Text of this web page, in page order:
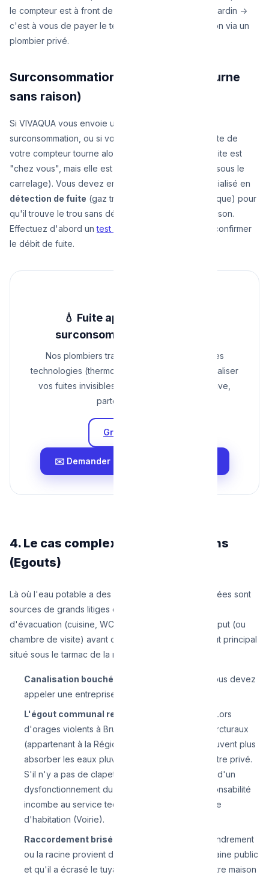
le compteur est à front de rue et la fuite est dans le jardin ->
c'est à vous de payer le terrassement et la réparation via un
plombier privé.
Surconsommation (Le compteur tourne
sans raison)
Si VIVAQUA vous envoie une lettre signalant une
surconsommation, ou si vous observez que la roulette de
votre compteur tourne alors que tout est fermé, la fuite est
"chez vous", mais elle est cachée (dans une gaine, sous le
carrelage). Vous devez engager un technicien spécialisé en
détection de fuite (gaz traceur, caméra endoscopique) pour
qu'il trouve le trou sans démolir inutilement votre maison.
Effectuez d'abord untest de compteur d'eau
pour confirmer
le débit de fuite.
💧 Fuite après compteur ou
surconsommation anormale ?
Nos plombiers traceurs utilisent les dernières
technologies (thermovision, ultrasons) pour localiser
vos fuites invisibles de manière non-destructive,
partout à Bruxelles.
Grille Tarifaire
✉️ Demander une Recherche de Fuite
4. Le cas complexe des évacuations
(Egouts)
Là où l'eau potable a des règles claires, les eaux usées sont
sources de grands litiges émotionnels ! Vos tuyaux
d'évacuation (cuisine, WC) se rejoignent en un sterfput (ou
chambre de visite) avant de rejoindre le grand égout principal
situé sous le tarmac de la rue.
Canalisation bouchée sous votre maison :
Vous devez
appeler une entreprise de débouchage privée.
L'égout communal refoule dans votre cave :
Lors
d'orages violents à Bruxelles, les collecteurs sturcturaux
(appartenant à la Région ou la Commune) ne peuvent plus
absorber les eaux pluviales et refoulent dans votre privé.
S'il n'y a pas de clapet anti-retour ou qu'il s'agit d'un
dysfonctionnement du collecteur public, la responsabilité
incombe au service technique de votre commune
d'habitation (Voirie).
Raccordement brisé sous le trottoir :
Si l'effondrement
ou la racine provient d'un arbre situé sur le domaine public
et qu'il a écrasé le tuyau d'évacuation reliant votre maison